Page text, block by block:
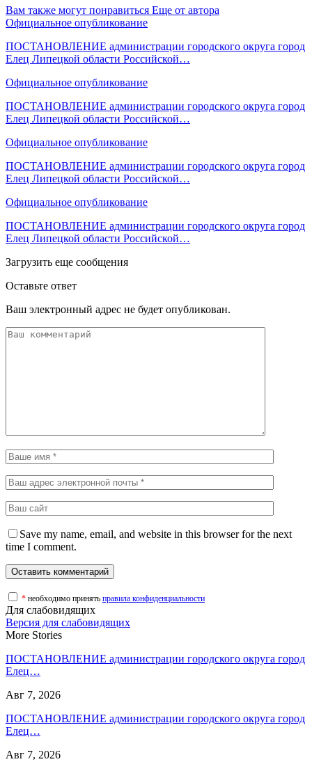
Вам также могут понравиться Еще от автора
Официальное опубликование
ПОСТАНОВЛЕНИЕ администрации городского округа город
Елец Липецкой области Российской…
Официальное опубликование
ПОСТАНОВЛЕНИЕ администрации городского округа город
Елец Липецкой области Российской…
Официальное опубликование
ПОСТАНОВЛЕНИЕ администрации городского округа город
Елец Липецкой области Российской…
Официальное опубликование
ПОСТАНОВЛЕНИЕ администрации городского округа город
Елец Липецкой области Российской…
Загрузить еще сообщения
Оставьте ответ
Ваш электронный адрес не будет опубликован.
Save my name, email, and website in this browser for the next
time I comment.
* необходимо принять правила конфиденциальности
Для слабовидящих
Версия для слабовидящих
More Stories
ПОСТАНОВЛЕНИЕ администрации городского округа город
Елец…
Авг 7, 2026
ПОСТАНОВЛЕНИЕ администрации городского округа город
Елец…
Авг 7, 2026